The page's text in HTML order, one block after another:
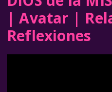
| Avatar |
Reflexiones